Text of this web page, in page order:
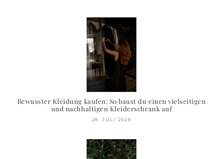
Bewusster Kleidung kaufen: So baust du einen vielseitigen
und nachhaltigen Kleiderschrank auf
28. JULI 2026